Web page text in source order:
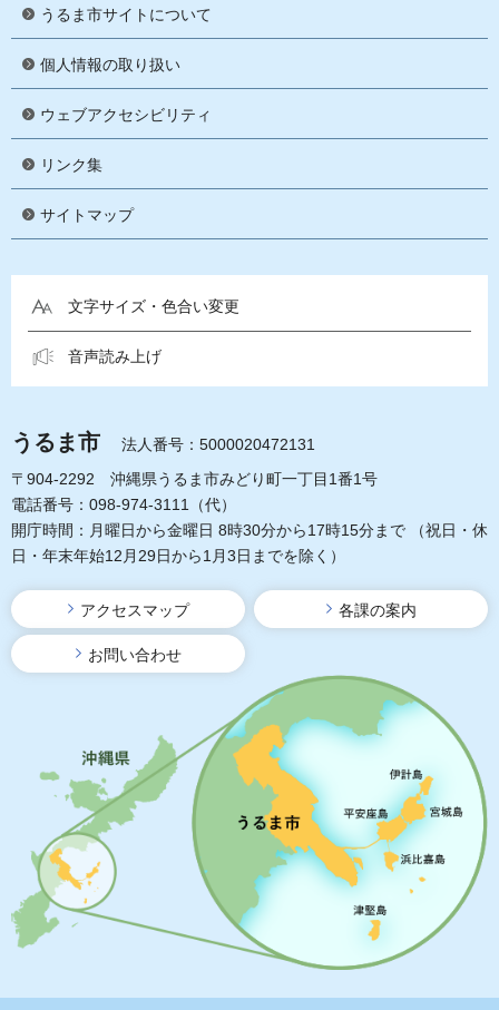
うるま市サイトについて
個人情報の取り扱い
ウェブアクセシビリティ
リンク集
サイトマップ
文字サイズ・色合い変更
音声読み上げ
うるま市
法人番号：5000020472131
〒904-2292 沖縄県うるま市みどり町一丁目1番1号
電話番号：098-974-3111（代）
開庁時間：月曜日から金曜日 8時30分から17時15分まで
（祝日・休
日・年末年始12月29日から1月3日までを除く）
アクセスマップ 各課の案内
お問い合わせ